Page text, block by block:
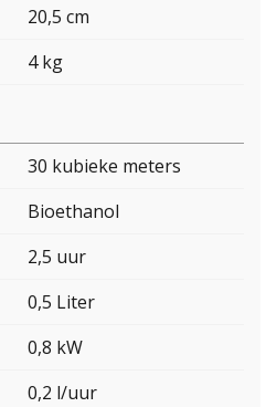
20,5 cm
4 kg
30 kubieke meters
Bioethanol
2,5 uur
0,5 Liter
0,8 kW
0,2 l/uur